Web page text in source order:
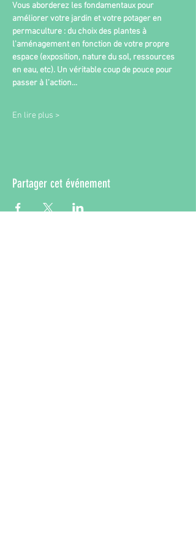
Vous aborderez les fondamentaux pour
améliorer votre jardin et votre potager en
permaculture : du choix des plantes à
l'aménagement en fonction de votre propre
espace (exposition, nature du sol, ressources
en eau, etc). Un véritable coup de pouce pour
passer à l’action…
En lire plus >
Partager cet événement